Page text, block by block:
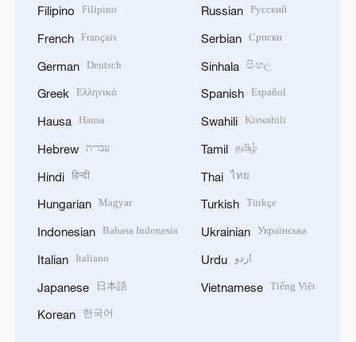
Filipino Filipino
French Français
German Deutsch
Greek Ελληνικά
Hausa Hausa
Hebrew עברית
Hindi हिन्दी
Hungarian Magyar
Indonesian Bahasa Indonesia
Italian Italiano
Japanese 日本語
Korean 한국어
Russian Русский
Serbian Српски
Sinhala සිංහල
Spanish Español
Swahili Kiswahili
Tamil தமிழ்
Thai ไทย
Turkish Türkçe
Ukrainian Українська
Urdu اردو
Vietnamese Tiếng Việt